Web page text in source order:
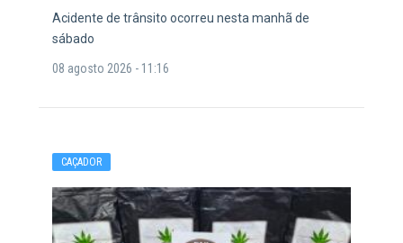
Acidente de trânsito ocorreu nesta manhã de
sábado
08 agosto 2026 - 11:16
CAÇADOR